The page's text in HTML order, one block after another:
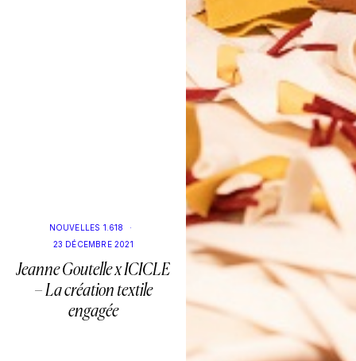
NOUVELLES 1.618
·
23 DÉCEMBRE 2021
Jeanne Goutelle x ICICLE
– La création textile
engagée